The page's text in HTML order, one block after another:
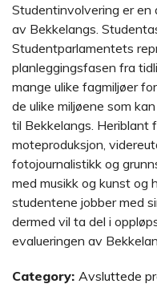
Studentinvolvering er en
av Bekkelangs.
Studentparlamentets
planleggingsfasen fra
mange ulike fagmiljøer
de ulike miljøene som
til Bekkelangs. Heriblant
moteproduksjon,
fotojournalistikk og
med musikk og kunst og
studentene jobber med
dermed vil ta del i
evalueringen av
Category: Avsluttede